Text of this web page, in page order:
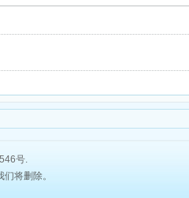
号.
将删除。